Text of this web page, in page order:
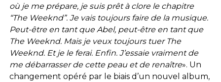
où je me prépare, je suis prêt à clore le chapitre
“The Weeknd”. Je vais toujours faire de la musique.
Peut-être en tant que Abel, peut-être en tant que
The Weeknd. Mais je veux toujours tuer The
Weeknd. Et je le ferai. Enfin. J’essaie vraiment de
me débarrasser de cette peau et de renaître». Un
changement opéré par le biais d’un nouvel album,